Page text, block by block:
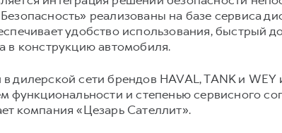
реализованы на базе сервиса
удобство использования, быстрый
в конструкцию автомобиля.
дилерской сети брендов HAVAL, TANK и WEY
функциональности и степенью сервисного
компания «Цезарь Сателлит».